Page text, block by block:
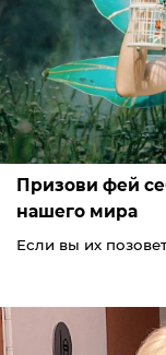
Призови фей
нашего мира
Если вы их